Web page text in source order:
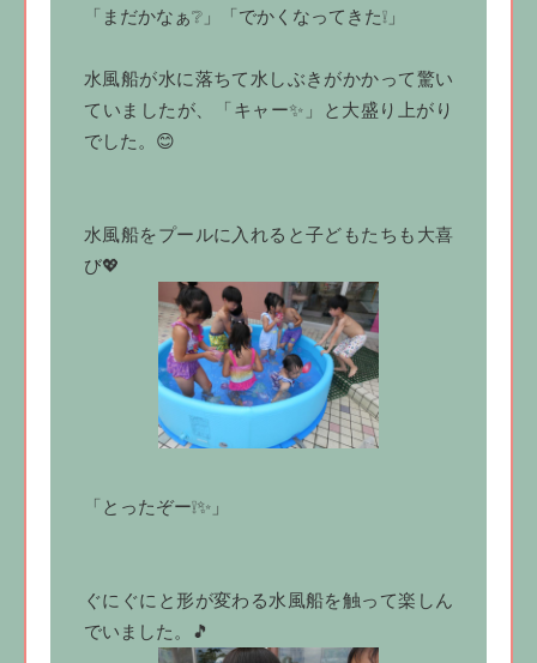
「まだかなぁ❔」「でかくなってきた❕」
水風船が水に落ちて水しぶきがかかって驚い
ていましたが、「キャー✨」と大盛り上がり
でした。😊
水風船をプールに入れると子どもたちも大喜
び💖
「とったぞー❕✨」
ぐにぐにと形が変わる水風船を触って楽しん
でいました。🎵